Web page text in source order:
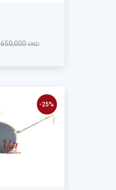
650,000VND
-25%